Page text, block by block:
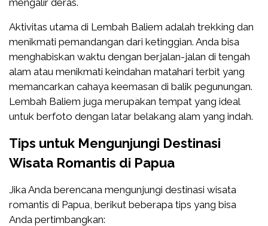
Aktivitas utama di Lembah Baliem adalah trekking dan
menikmati pemandangan dari ketinggian. Anda bisa
menghabiskan waktu dengan berjalan-jalan di tengah
alam atau menikmati keindahan matahari terbit yang
memancarkan cahaya keemasan di balik pegunungan.
Lembah Baliem juga merupakan tempat yang ideal
untuk berfoto dengan latar belakang alam yang indah.
Tips untuk Mengunjungi Destinasi
Wisata Romantis di Papua
Jika Anda berencana mengunjungi destinasi wisata
romantis di Papua, berikut beberapa tips yang bisa
Anda pertimbangkan: